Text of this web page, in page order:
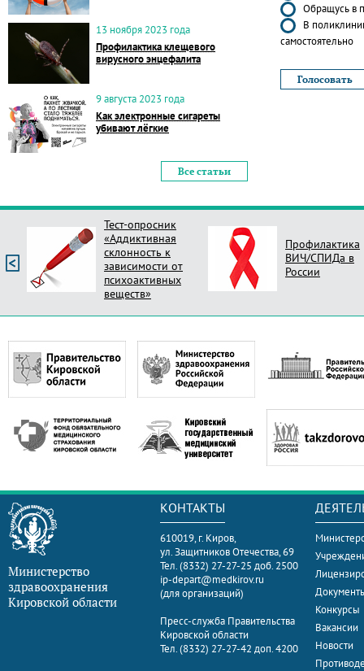
13 ноября 2023 года
Профилактика клещевого
вирусного энцефалита
9 августа 2023 года
Как электронные сигареты
убивают лёгкие
Все статьи
Обращусь в
В
самостоятельно
Тест-опросник
«Аддиктивная
склонность к
зависимости от
психоактивных
веществ»
Профилактика
ВИЧ/СПИДа в
России
Министерство
здравоохранения
Кировской области
КОНТАКТЫ
610019, г. Киров,
ул. Защитников Отечества, 69
Тел. (8332) 27-27-25 доб. 2500
ip-depart@medkirov.ru
(для организаций)
Пресс-служба Правительства
Кировской области
Тел. (8332) 27-27-42 доп. 4200
Конкурсы
Вакансии
Новости